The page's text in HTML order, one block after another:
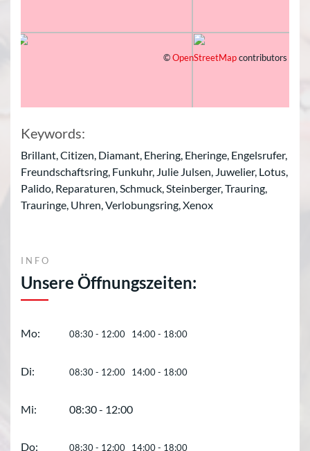
©OpenStreetMapcontributors
Keywords:
Brillant, Citizen, Diamant, Ehering, Eheringe, Engelsrufer,
Freundschaftsring, Funkuhr, Julie Julsen, Juwelier, Lotus,
Palido, Reparaturen, Schmuck, Steinberger, Trauring,
Trauringe, Uhren, Verlobungsring, Xenox
INFO
Unsere Öffnungszeiten:
Mo: 08:30 - 12:00 14:00 - 18:00
Di: 08:30 - 12:00 14:00 - 18:00
Mi: 08:30 - 12:00
Do: 08:30 - 12:00 14:00 - 18:00